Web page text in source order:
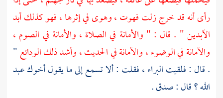
رأى أنه قد خرج زلت فهوت ، وهوى في إثرها ، فهو كذلك أبد
الآبدين " . قال : " والأمانة في الصلاة ، والأمانة في الصوم ،
والأمانة في الوضوء ، والأمانة في الحديث ، وأشد ذلك الودائع"
. قال : فلقيتالبراء ،فقلت : ألا تسمع إلى ما يقول أخوكعبد
الله ؟قال : صدق .